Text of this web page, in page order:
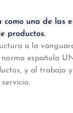
una de las
productos.
a la
española
y al trabajo